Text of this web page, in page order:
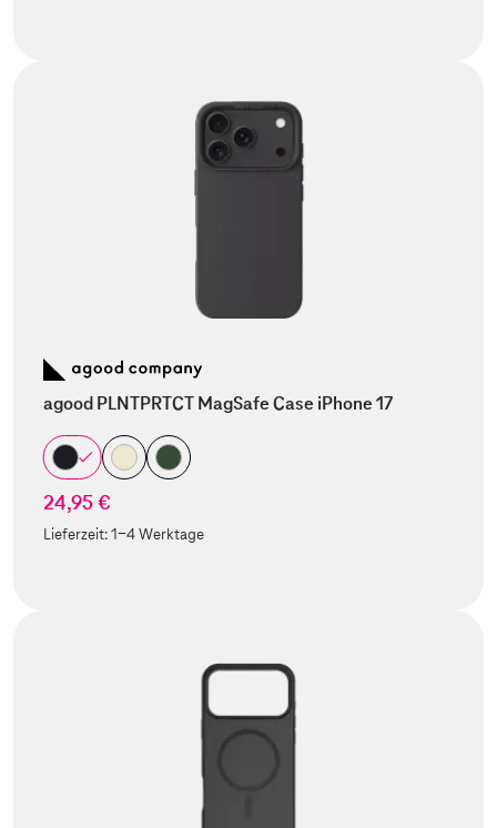
agood PLNTPRTCT MagSafe Case iPhone 17
24,95 €
Lieferzeit:1-4 Werktage